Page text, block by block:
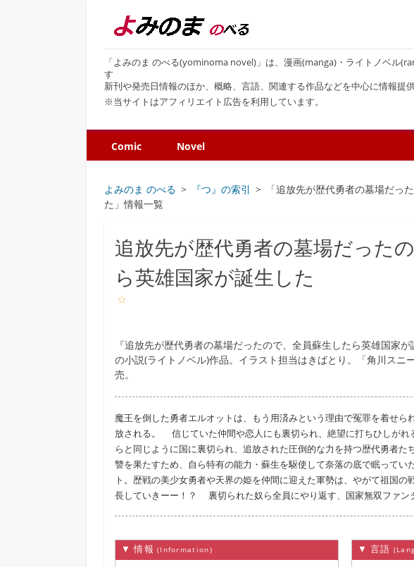
「よみのま のべる(yominoma novel)」は、漫画(manga)・ライトノベル
す
新刊や発売日情報のほか、概略、言語、関連する作品などを中心に情報提
※当サイトはアフィリエイト広告を利用しています。
Comic Novel
よみのま のべる 『つ』の索引
「追放先が歴代勇者の墓場だっ
た」情報一覧
追放先が歴代勇者の墓場だった
ら英雄国家が誕生した
☆
『追放先が歴代勇者の墓場だったので、全員蘇生したら英雄国家
の小説(ライトノベル)作品。イラスト担当はきばとり。「角川スニ
売。
魔王を倒した勇者エルオットは、もう用済みという理由で冤罪を着せら
放される。 信じていた仲間や恋人にも裏切られ、絶望に打ちひしがれ
らと同じように国に裏切られ、追放された圧倒的な力を持つ歴代勇
讐を果たすため、自ら特有の能力・蘇生を駆使して奈落の底で眠ってい
ト。歴戦の美少女勇者や天界の姫を仲間に迎えた軍勢は、やがて祖国
長していきーー！？ 裏切られた奴ら全員にやり返す、国家無双ファン
▼ 情報 (Information) ▼ 言語